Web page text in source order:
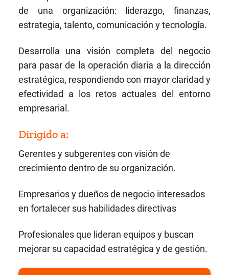
de una organización: liderazgo, finanzas,
estrategia, talento, comunicación y tecnología.
Desarrolla una visión completa del negocio
para pasar de la operación diaria a la dirección
estratégica, respondiendo con mayor claridad y
efectividad a los retos actuales del entorno
empresarial.
Dirigido a:
Gerentes y subgerentes con visión de
crecimiento dentro de su organización.
Empresarios y dueños de negocio interesados
en fortalecer sus habilidades directivas
Profesionales que lideran equipos y buscan
mejorar su capacidad estratégica y de gestión.